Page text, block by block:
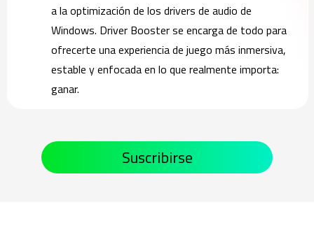
a la optimización de los drivers de audio de
Windows. Driver Booster se encarga de todo para
ofrecerte una experiencia de juego más inmersiva,
estable y enfocada en lo que realmente importa:
ganar.
Suscribirse